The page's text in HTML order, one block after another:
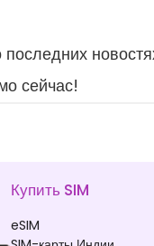
сейчас!
Купить SIM
eSIM